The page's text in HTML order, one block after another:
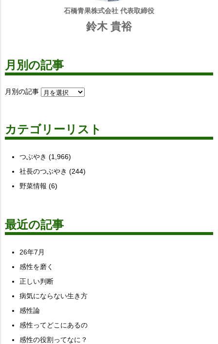
石橋青果株式会社 代表取締役
鈴木 貴裕
月別の記事
月別の記事
カテゴリーリスト
つぶやき (1,966)
社長のつぶやき (244)
野菜情報 (6)
最近の記事
26年7月
感性を磨く
正しい判断
病気にならない生き方
感性論
感性ってどこにあるの
感性の役割ってなに？